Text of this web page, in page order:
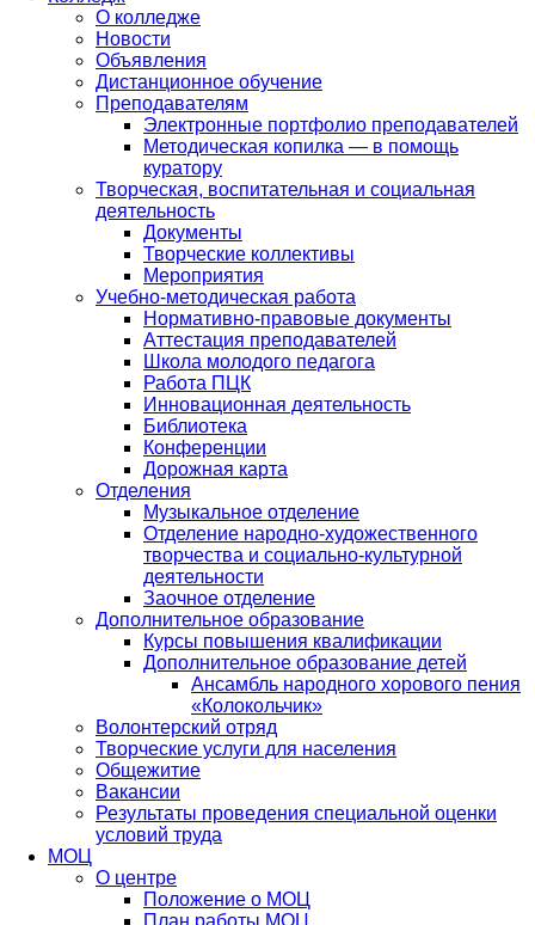
О колледже
Новости
Объявления
Дистанционное обучение
Преподавателям
Электронные портфолио преподавателей
Методическая копилка — в помощь
куратору
Творческая, воспитательная и социальная
деятельность
Документы
Творческие коллективы
Мероприятия
Учебно-методическая работа
Нормативно-правовые документы
Аттестация преподавателей
Школа молодого педагога
Работа ПЦК
Инновационная деятельность
Библиотека
Конференции
Дорожная карта
Отделения
Музыкальное отделение
Отделение народно-художественного
творчества и социально-культурной
деятельности
Заочное отделение
Дополнительное образование
Курсы повышения квалификации
Дополнительное образование детей
Ансамбль народного хорового пения
«Колокольчик»
Волонтерский отряд
Творческие услуги для населения
Общежитие
Вакансии
Результаты проведения специальной оценки
условий труда
МОЦ
О центре
Положение о МОЦ
План работы МОЦ